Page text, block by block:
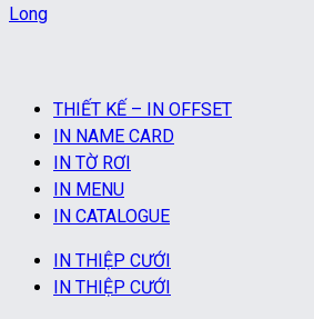
Long
THIẾT KẾ – IN OFFSET
IN NAME CARD
IN TỜ RƠI
IN MENU
IN CATALOGUE
IN THIỆP CƯỚI
IN THIỆP CƯỚI